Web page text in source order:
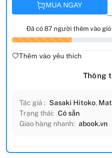
MUA NGAY
Đã có 87 người thêm vào
Thêm vào yêu thích
Thông
Tác giả : Sasaki Hitoko,
Trạng thái: Có sẵn
Giao hàng nhanh: abook.vn